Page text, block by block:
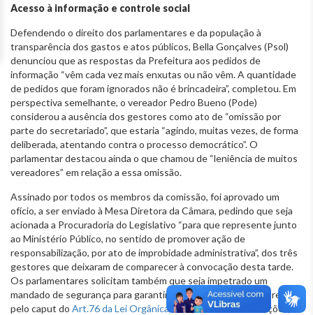
Acesso à informação e controle social
Defendendo o direito dos parlamentares e da população à
transparência dos gastos e atos públicos, Bella Gonçalves (Psol)
denunciou que as respostas da Prefeitura aos pedidos de
informação “vêm cada vez mais enxutas ou não vêm. A quantidade
de pedidos que foram ignorados não é brincadeira”, completou. Em
perspectiva semelhante, o vereador Pedro Bueno (Pode)
considerou a ausência dos gestores como ato de “omissão por
parte do secretariado”, que estaria “agindo, muitas vezes, de forma
deliberada, atentando contra o processo democrático”. O
parlamentar destacou ainda o que chamou de “leniência de muitos
vereadores” em relação a essa omissão.
Assinado por todos os membros da comissão, foi aprovado um
ofício, a ser enviado à Mesa Diretora da Câmara, pedindo que seja
acionada a Procuradoria do Legislativo “para que represente junto
ao Ministério Público, no sentido de promover ação de
responsabilização, por ato de improbidade administrativa”, dos três
gestores que deixaram de comparecer à convocação desta tarde.
Os parlamentares solicitam também que seja impetrado um
mandado de segurança para garantir o direito da comissão, previsto
pelo caput do Art.76 da Lei Orgânica , de receber as informações,